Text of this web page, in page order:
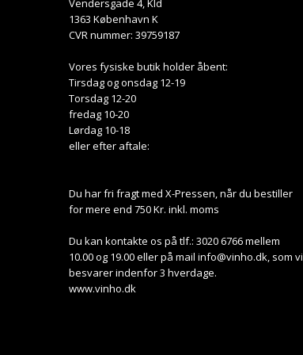
Vendersgade 4, Kld
1363 København K
CVR nummer: 39759187
Vores fysiske butik holder åbent:
Tirsdag og onsdag 12-19
Torsdag 12-20
fredag 10-20
Lørdag 10-18
eller efter aftale:
Du har fri fragt med X-Pressen, når du bestiller
for mere end 750 Kr. inkl. moms
Du kan kontakte os på tlf.: 3020 6766 mellem
10.00 og 19.00 eller på mailinfo@vinho.dk, som vi
besvarer indenfor 3 hverdage.
www.vinho.dk